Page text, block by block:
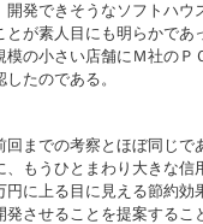
発できそうなソフトハ
が素人目にも明らかで
の小さい店舗にＭ社の
たのである。
までの考察とほぼ同じで
もうひとまわり大きな
に上る目に見える節約効
させることを提案する